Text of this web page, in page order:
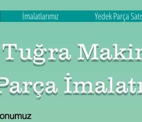
Tuğra
İmalatlarımız Yedek Parça